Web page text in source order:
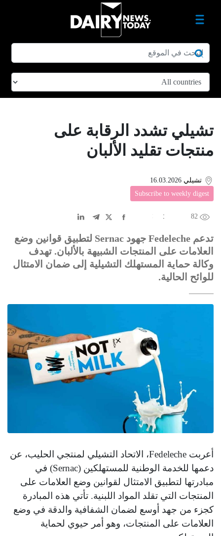
تشيلي تشدد الرقابة على
منتجات تقليد الألبان
تشيلي 16.03.2026
Subscribe to weekly digest
82
中文
DE عربى
تدعم Fedeleche جهود Sernac لتطبيق قوانين وضع
العلامات على المنتجات الشبيهة بالألبان. تهدف
وكالة حماية المستهلك التشيلية إلى ضمان الامتثال
للوائح الحالية.
أعربت Fedeleche، الاتحاد التشيلي لمنتجي الحليب، عن
دعمها للخدمة الوطنية للمستهلكين (Sernac) في
مبادرتها لتطبيق الامتثال لقوانين وضع العلامات على
المنتجات التي تقلد المواد اللبنية. تأتي هذه المبادرة
كجزء من جهد أوسع لضمان الشفافية والدقة في وضع
العلامات على المنتجات، وهو أمر حيوي لحماية